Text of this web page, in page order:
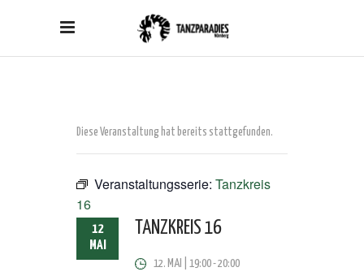
Diese Veranstaltung hat bereits stattgefunden.
Veranstaltungsserie: Tanzkreis
16
12
MAI
TANZKREIS 16
12. MAI | 19:00-20:00